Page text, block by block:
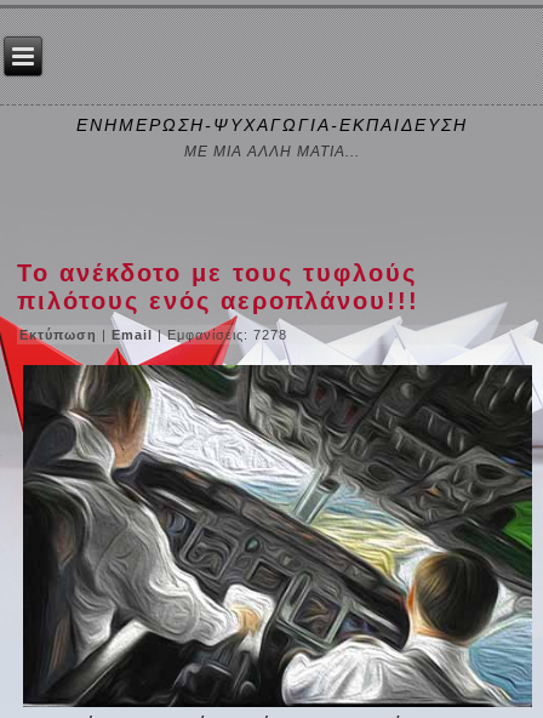
ΕΝΗΜΕΡΩΣΗ-ΨΥΧΑΓΩΓΙΑ-ΕΚΠΑΙΔΕΥΣΗ
ΜΕ ΜΙΑ ΑΛΛΗ ΜΑΤΙΑ...
Το ανέκδοτο με τους τυφλούς
πιλότους ενός αεροπλάνου!!!
Εκτύπωση |Email| Εμφανίσεις: 7278